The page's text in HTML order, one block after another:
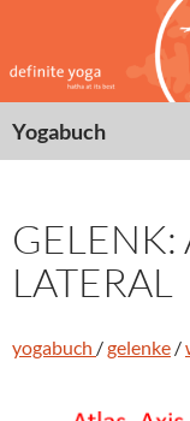
springen
Yogabuch
GELENK:
LATERAL
yogabuch /gelenke /